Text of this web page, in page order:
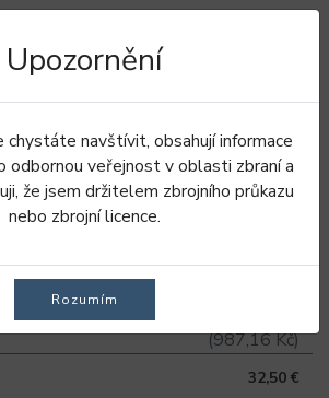
Řemen na pušku
na pušku - Coffee
řemen na
(987,16 Kč)
32,50 €
Upozornění
chystáte navštívit, obsahují informace
odbornou veřejnost v oblasti zbraní a
že jsem držitelem zbrojního průkazu
nebo zbrojní licence.
Rozumím